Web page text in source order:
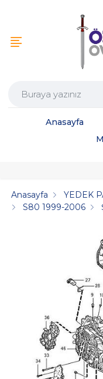
Anasayfa
Anasayfa
YEDEK
S80 1999-2006